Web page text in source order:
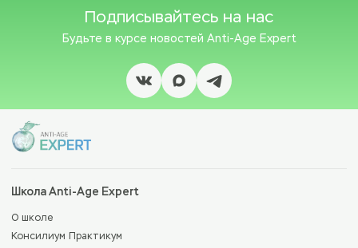
Подписывайтесь на нас
Будьте в курсе новостей Anti-Age Expert
Школа Anti-Age Expert
О школе
Консилиум Практикум